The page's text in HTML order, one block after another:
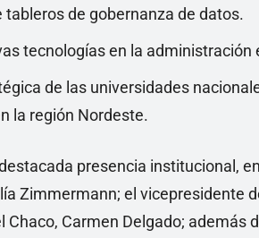
de gobernanza de datos.
tecnologías en la administración
de las universidades
la región Nordeste.
presencia institucional,
Zimmermann; el vicepresidente
Chaco, Carmen Delgado; además